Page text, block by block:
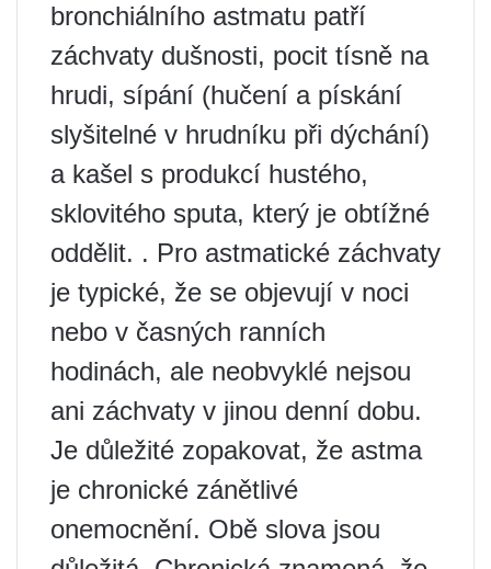
bronchiálního astmatu patří
záchvaty dušnosti, pocit tísně na
hrudi, sípání (hučení a pískání
slyšitelné v hrudníku při dýchání)
a kašel s produkcí hustého,
sklovitého sputa, který je obtížné
oddělit. . Pro astmatické záchvaty
je typické, že se objevují v noci
nebo v časných ranních
hodinách, ale neobvyklé nejsou
ani záchvaty v jinou denní dobu.
Je důležité zopakovat, že astma
je chronické zánětlivé
onemocnění. Obě slova jsou